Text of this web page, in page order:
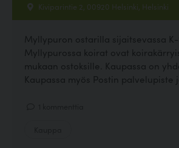
Kiviparintie 2, 00920 Helsinki, Helsinki
Myllypuron ostarilla sijaitsevassa
Myllypurossa koirat ovat
mukaan ostoksille. Kaupassa on
Kaupassa myös Postin palvelupiste